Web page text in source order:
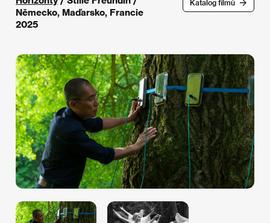
Katalog filmů
Německo, Maďarsko, Francie
2025